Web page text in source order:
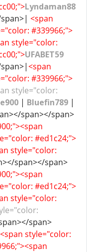
Lyndaman88
<span
#339966;">
style="color:
UFABET59
<span
#339966;">
style="color:
| Bluefin789 |
span></span>
#ed1c24;">
style="color:
span></span>
#ed1c24;">
style="color:
span>
<span style="color: